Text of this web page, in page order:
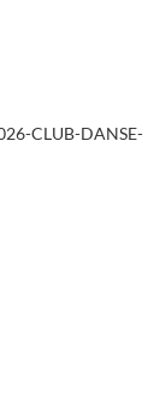
CLUB-DANSE-